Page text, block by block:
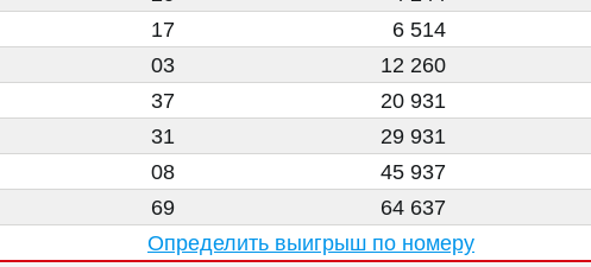
17 6 514
03 12 260
37 20 931
31 29 931
08 45 937
69 64 637
Определить выигрыш по номеру